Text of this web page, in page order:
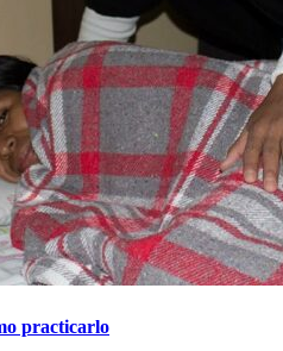
practicarlo